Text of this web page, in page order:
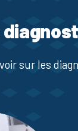
sur les